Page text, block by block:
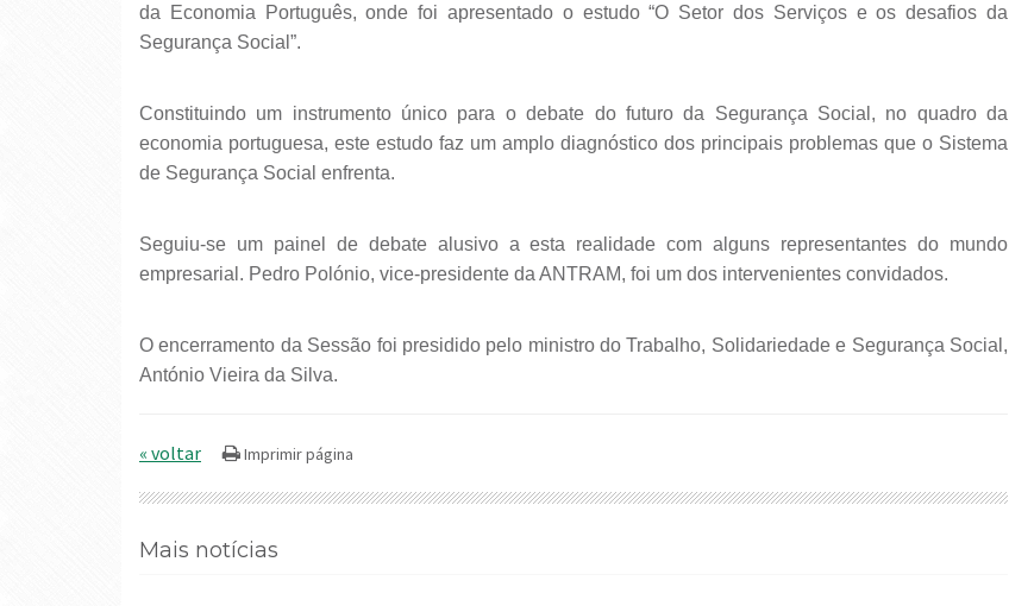
da Economia Português, onde foi apresentado o estudo “O Setor dos Serviços e os desafios da
Segurança Social”.
Constituindo um instrumento único para o debate do futuro da Segurança Social, no quadro da
economia portuguesa, este estudo faz um amplo diagnóstico dos principais problemas que o Sistema
de Segurança Social enfrenta.
Seguiu-se um painel de debate alusivo a esta realidade com alguns representantes do mundo
empresarial. Pedro Polónio, vice-presidente da ANTRAM, foi um dos intervenientes convidados.
O encerramento da Sessão foi presidido pelo ministro do Trabalho, Solidariedade e Segurança Social,
António Vieira da Silva.
« voltar
Mais notícias